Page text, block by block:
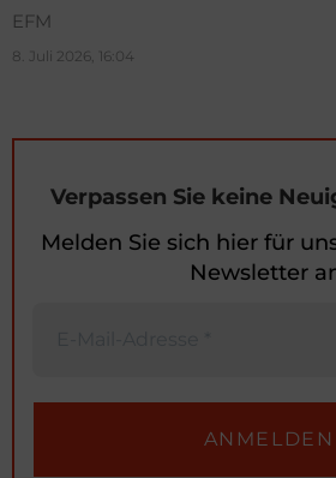
EFM
8. Juli 2026, 16:04
Verpassen Sie keine
Melden Sie sich hier für
Newsletter